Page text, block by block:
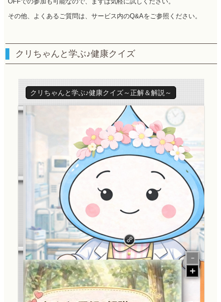
その他、よくあるご質問は、サービス内のQ&Aをご参照ください。
クリちゃんと学ぶ♪健康クイズ
クリちゃんと学ぶ♪健康クイズ～正解＆解説～
健康クイズ